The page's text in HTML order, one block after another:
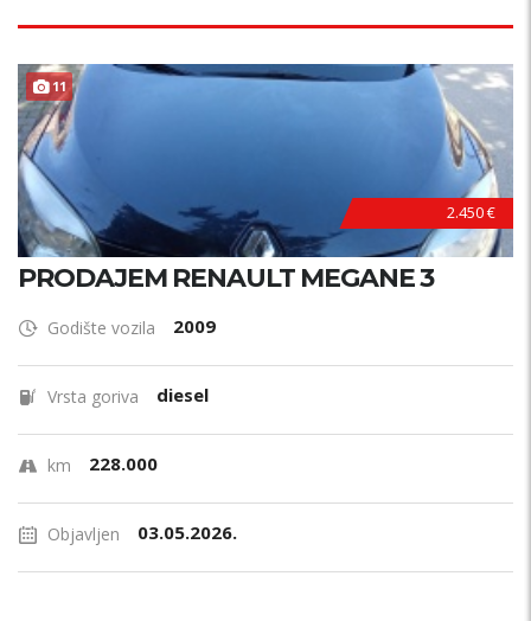
11
2.450 €
PRODAJEM RENAULT MEGANE 3
Godište vozila 2009
Vrsta goriva diesel
km 228.000
Objavljen 03.05.2026.